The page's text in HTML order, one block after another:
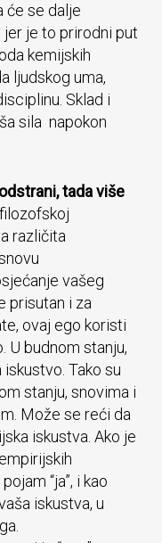
će se dalje
je to prirodni put
kemijskih
ljudskog uma,
Sklad i
sila napokon
tada više
različita
vašeg
prisutan i za
ovaj ego koristi
U budnom stanju,
Tako su
stanju, snovima i
Može se reći da
iskustva. Ako je
“ja”, i kao
iskustva, u